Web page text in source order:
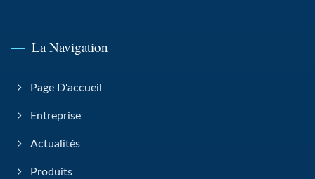
La Navigation
Page D'accueil
Entreprise
Actualités
Produits